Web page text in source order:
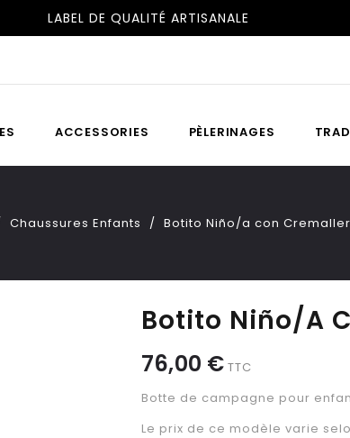
LABEL DE QUALITÉ ARTISANALE
ACCESSORIES PÈLERINAGES
Chaussures Enfants Botito Niño/a con
Botito Niño/a
76,00 € TTC
Botte de campagne pour
Le prix de ce modèle varie